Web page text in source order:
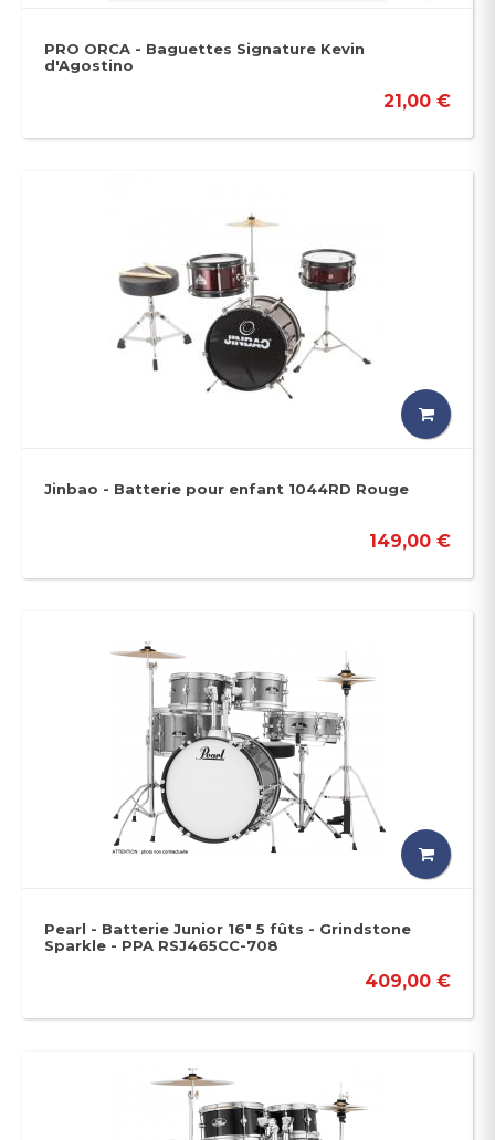
PRO ORCA - Baguettes Signature Kevin
d'Agostino
21,00 €
Jinbao - Batterie pour enfant 1044RD Rouge
149,00 €
Pearl - Batterie Junior 16" 5 fûts - Grindstone
Sparkle - PPA RSJ465CC-708
409,00 €